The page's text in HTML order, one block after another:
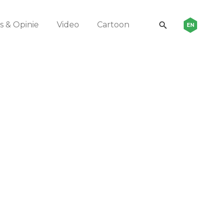
& Opinie Video Cartoon EN